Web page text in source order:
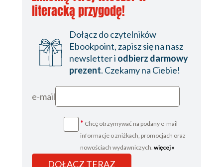
literacką przygodę!
Dołącz do czytelników
Ebookpoint, zapisz się na nasz
newsletter i odbierz darmowy
prezent. Czekamy na Ciebie!
e-mail
* Chcę otrzymywać na podany e-mail
informacje o zniżkach, promocjach oraz
nowościach wydawniczych. więcej »
DOŁĄCZ TERAZ